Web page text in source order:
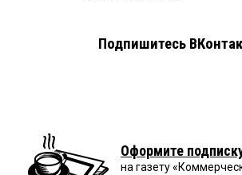
Подпишитесь
Оформите
на газету